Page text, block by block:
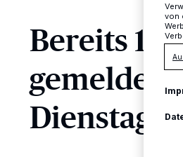
Bereits
gemeldet
Dienstag
von